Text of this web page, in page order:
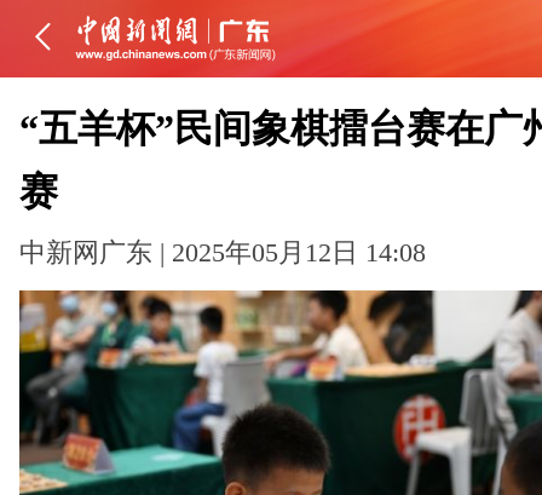
“五羊杯”民间象棋擂台赛在广
赛
中新网广东 | 2025年05月12日 14:08